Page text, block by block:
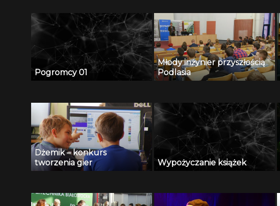
Jerzy Muszyński
Pogromcy 01
Młody inżynier przyszłością
Podlasia
Dżemik – konkurs
tworzenia gier
Wypożyczanie książek